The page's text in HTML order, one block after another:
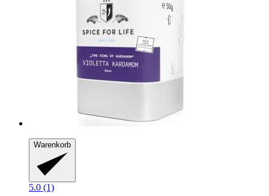
Warenkorb
5.0 (1)